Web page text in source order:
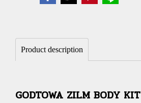
Product description
GODTOWA ZILM BODY KIT